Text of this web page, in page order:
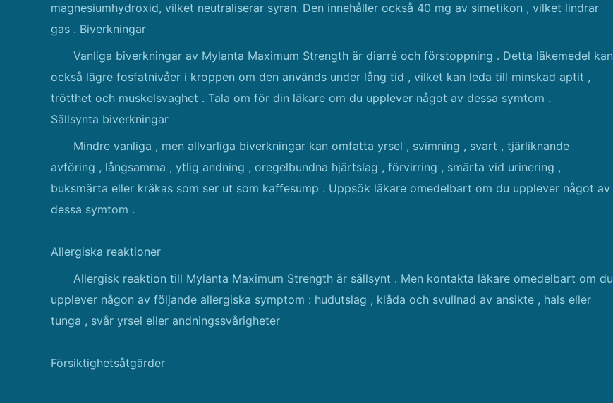
magnesiumhydroxid, vilket neutraliserar syran. Den innehåller också 40 mg av simetikon , vilket lindrar
gas . Biverkningar
Vanliga biverkningar av Mylanta Maximum Strength är diarré och förstoppning . Detta läkemedel kan
också lägre fosfatnivåer i kroppen om den används under lång tid , vilket kan leda till minskad aptit ,
trötthet och muskelsvaghet . Tala om för din läkare om du upplever något av dessa symtom .
Sällsynta biverkningar
Mindre vanliga , men allvarliga biverkningar kan omfatta yrsel , svimning , svart , tjärliknande
avföring , långsamma , ytlig andning , oregelbundna hjärtslag , förvirring , smärta vid urinering ,
buksmärta eller kräkas som ser ut som kaffesump . Uppsök läkare omedelbart om du upplever något av
dessa symtom .
Allergiska reaktioner
Allergisk reaktion till Mylanta Maximum Strength är sällsynt . Men kontakta läkare omedelbart om du
upplever någon av följande allergiska symptom : hudutslag , klåda och svullnad av ansikte , hals eller
tunga , svår yrsel eller andningssvårigheter
Försiktighetsåtgärder